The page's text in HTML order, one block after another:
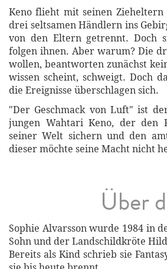
Keno flieht mit seinen
drei seltsamen Händlern ins
von den Eltern getrennt. Doch
folgen ihnen. Aber warum? Die
wollen, beantworten zunächst
wissen scheint, schweigt. Doch
die Ereignisse überschlagen sich.
"Der Geschmack von Luft" ist
jungen Wahtari Keno, der den
seiner Welt sichern und den
dieser möchte seine Macht nicht
Über
Sophie Alvarsson wurde 1984 in
Sohn und der Landschildkröte
Bereits als Kind schrieb sie